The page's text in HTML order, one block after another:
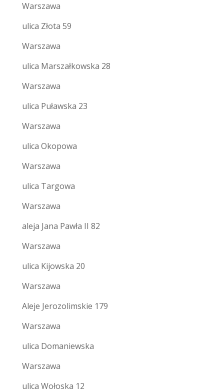
Warszawa
ulica Złota 59
Warszawa
ulica Marszałkowska 28
Warszawa
ulica Puławska 23
Warszawa
ulica Okopowa
Warszawa
ulica Targowa
Warszawa
aleja Jana Pawła II 82
Warszawa
ulica Kijowska 20
Warszawa
Aleje Jerozolimskie 179
Warszawa
ulica Domaniewska
Warszawa
ulica Wołoska 12